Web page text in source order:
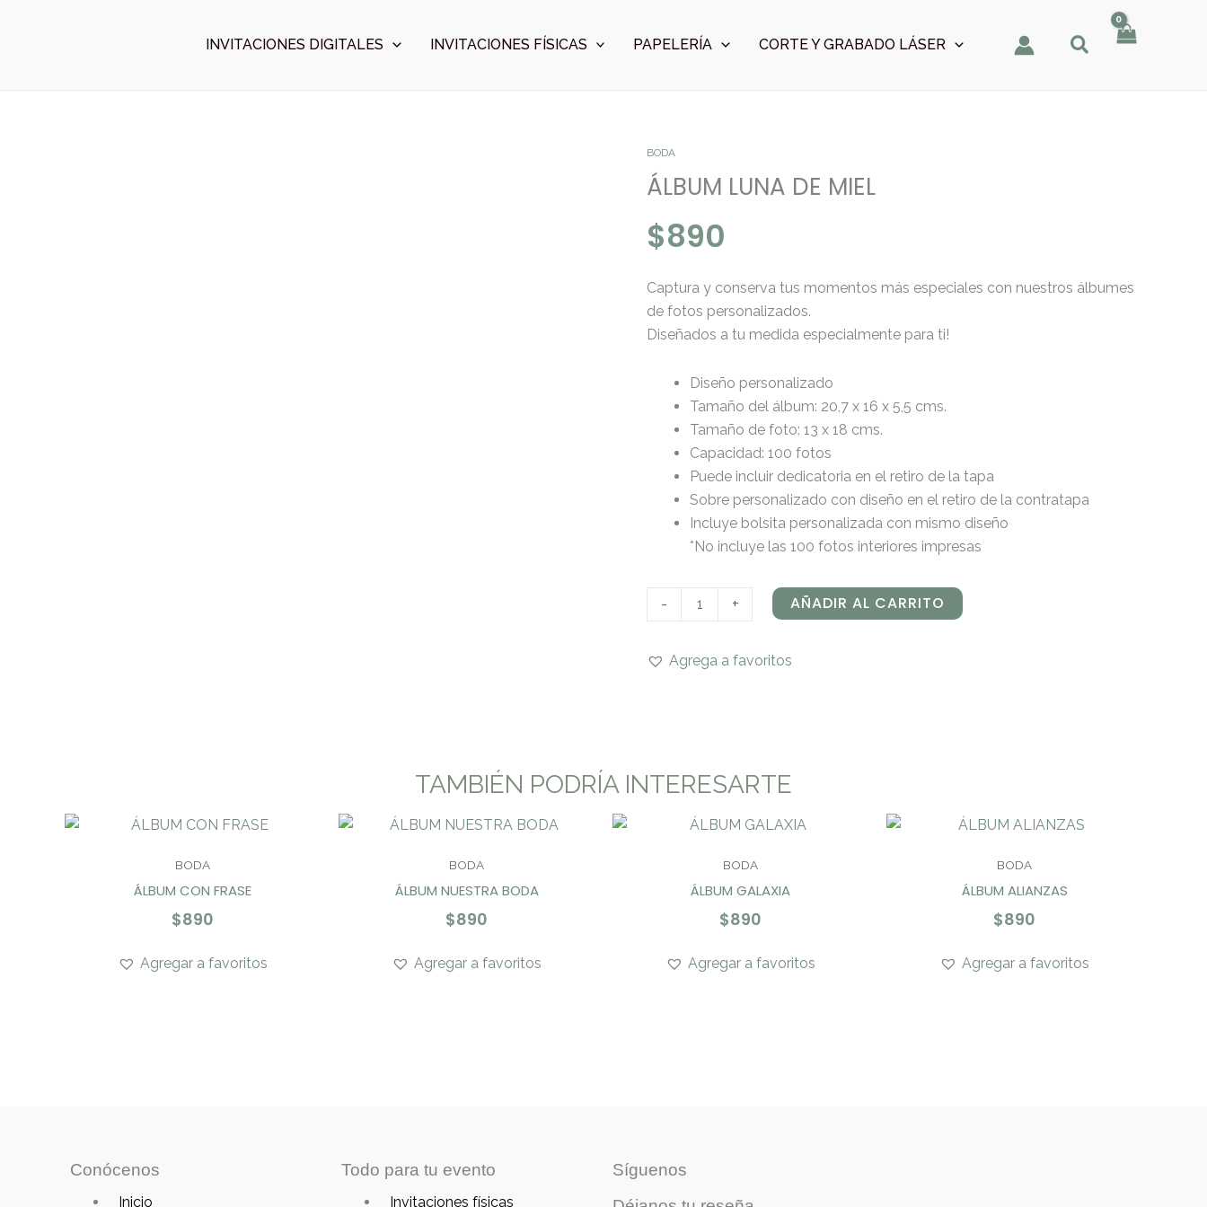
INVITACIONES DIGITALES INVITACIONES FÍSICAS PAPELERÍA CORTE Y GRABADO LÁSER
BODA
ÁLBUM LUNA DE MIEL
$890
Captura y conserva tus momentos más especiales con nuestros álbumes
de fotos personalizados.
Diseñados a tu medida especialmente para ti!
Diseño personalizado
Tamaño del álbum: 20,7 x 16 x 5,5 cms.
Tamaño de foto: 13 x 18 cms.
Capacidad: 100 fotos
Puede incluir dedicatoria en el retiro de la tapa
Sobre personalizado con diseño en el retiro de la contratapa
Incluye bolsita personalizada con mismo diseño
*No incluye las 100 fotos interiores impresas
-
ÁLBUM
LUNA
MIEL
cantidad
+ AÑADIR AL CARRITO
Agrega a favoritos
TAMBIÉN PODRÍA INTERESARTE
BODA
ÁLBUM CON FRASE
$890
Agregar a favoritos
BODA
ÁLBUM NUESTRA BODA
$890
Agregar a favoritos
BODA
ÁLBUM GALAXIA
$890
Agregar a favoritos
BODA
ÁLBUM ALIANZAS
$890
Agregar a favoritos
Conócenos
Main Inicio
Todo para tu evento
Main Invitaciones físicas
Síguenos